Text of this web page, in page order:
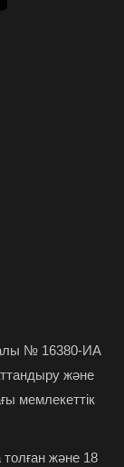
№ 16380-ИА
және
мемлекеттік
және 18